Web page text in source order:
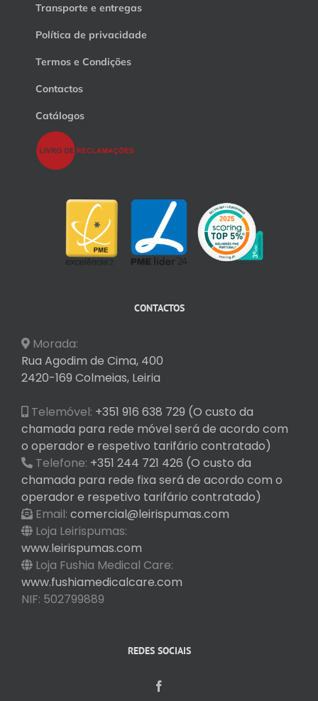
Transporte e entregas
Política de privacidade
Termos e Condições
Contactos
Catálogos
CONTACTOS
Morada:
Rua Agodim de Cima, 400
2420-169 Colmeias, Leiria
Telemóvel: +351 916 638 729 (O custo da
chamada para rede móvel será de acordo com
o operador e respetivo tarifário contratado)
Telefone: +351 244 721 426 (O custo da
chamada para rede fixa será de acordo com o
operador e respetivo tarifário contratado)
Email: comercial@leirispumas.com
Loja Leirispumas:
www.leirispumas.com
Loja Fushia Medical Care:
www.fushiamedicalcare.com
NIF: 502799889
REDES SOCIAIS